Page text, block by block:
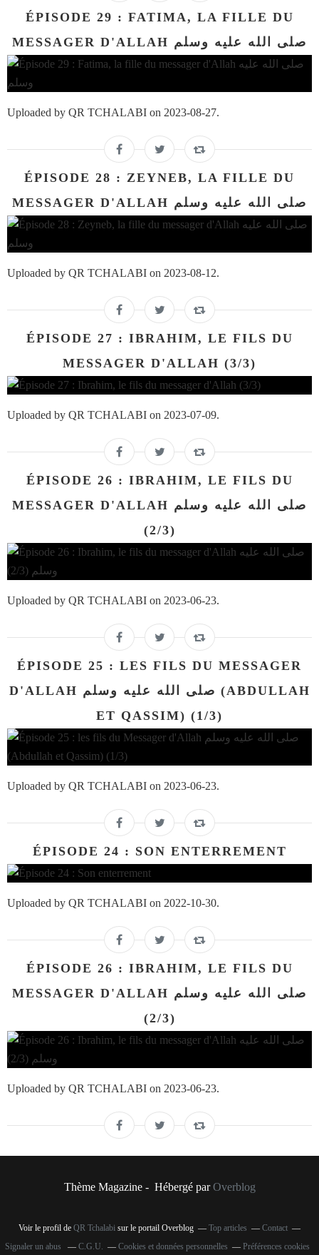
ÉPISODE 29 : FATIMA, LA FILLE DU
MESSAGER D'ALLAH صلى الله عليه وسلم
Uploaded by QR TCHALABI on 2023-08-27.
ÉPISODE 28 : ZEYNEB, LA FILLE DU
MESSAGER D'ALLAH صلى الله عليه وسلم
Uploaded by QR TCHALABI on 2023-08-12.
ÉPISODE 27 : IBRAHIM, LE FILS DU
MESSAGER D'ALLAH (3/3)
Uploaded by QR TCHALABI on 2023-07-09.
ÉPISODE 26 : IBRAHIM, LE FILS DU
MESSAGER D'ALLAH صلى الله عليه وسلم
(2/3)
Uploaded by QR TCHALABI on 2023-06-23.
ÉPISODE 25 : LES FILS DU MESSAGER
D'ALLAH صلى الله عليه وسلم (ABDULLAH
ET QASSIM) (1/3)
Uploaded by QR TCHALABI on 2023-06-23.
ÉPISODE 24 : SON ENTERREMENT
Uploaded by QR TCHALABI on 2022-10-30.
ÉPISODE 26 : IBRAHIM, LE FILS DU
MESSAGER D'ALLAH صلى الله عليه وسلم
(2/3)
Uploaded by QR TCHALABI on 2023-06-23.
Thème Magazine - Hébergé parOverblog
Voir le profil de QR Tchalabi sur le portail Overblog Top articles
Contact
Signaler un abus
C.G.U. Cookies et données personnelles Préférences cookies